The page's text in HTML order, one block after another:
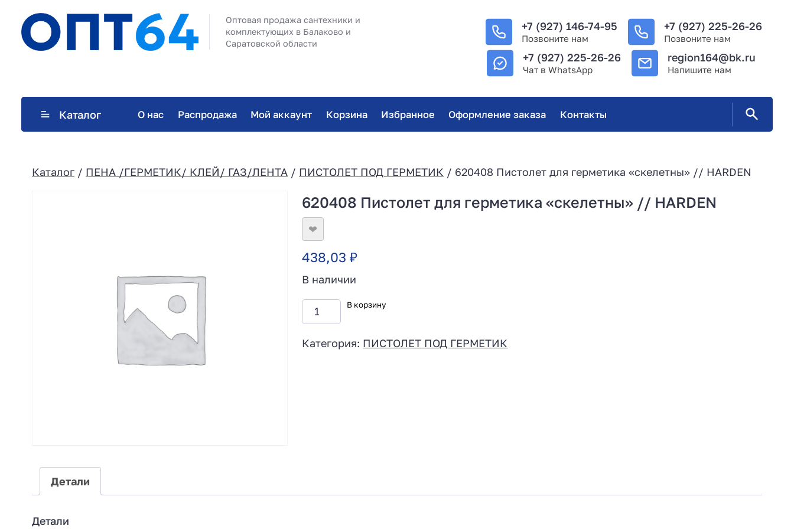
Оптовая продажа сантехники и
комплектующих в Балаково и
Саратовской области
+7 (927) 146-74-95
Позвоните нам
+7 (927) 225-26-26
Позвоните нам
+7 (927) 225-26-26
Чат в WhatsApp
region164@bk.ru
Напишите нам
Каталог О нас Распродажа Мой аккаунт Корзина Избранное Оформление заказа Контакты
Каталог / ПЕНА /ГЕРМЕТИК/ КЛЕЙ/ ГАЗ/ЛЕНТА / ПИСТОЛЕТ ПОД ГЕРМЕТИК / 620408 Пистолет для герметика «скелетны» // HARDEN
620408 Пистолет для герметика «скелетны» // HARDEN
❤
438,03₽
В наличии
В корзину
Категория: ПИСТОЛЕТ ПОД ГЕРМЕТИК
Детали
Детали